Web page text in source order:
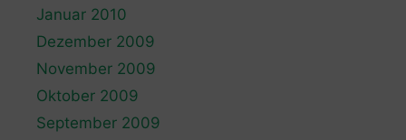
Januar 2010
Dezember 2009
November 2009
Oktober 2009
September 2009